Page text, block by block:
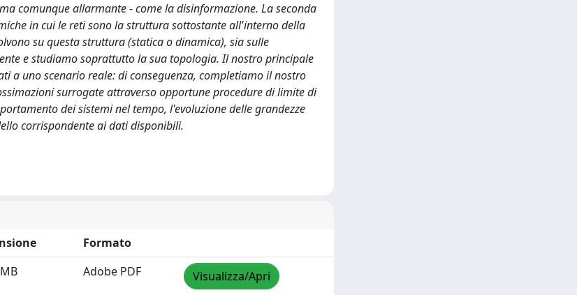
comunque allarmante - come la disinformazione. La seconda
in cui le reti sono la struttura sottostante all'interno della
su questa struttura (statica o dinamica), sia sulle
e studiamo soprattutto la sua topologia. Il nostro principale
a uno scenario reale: di conseguenza, completiamo il nostro
surrogate attraverso opportune procedure di limite di
dei sistemi nel tempo, l'evoluzione delle grandezze
corrispondente ai dati disponibili.
Formato
Adobe PDF Visualizza/Apri